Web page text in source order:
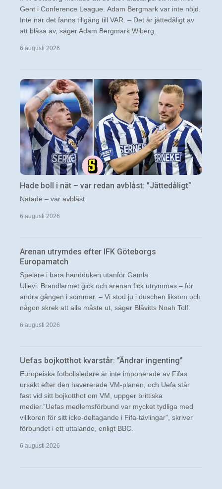
Gent i Conference League. Adam Bergmark var inte nöjd.
Inte när det fanns tillgång till VAR. – Det är jättedåligt av
att blåsa av, säger Adam Bergmark Wiberg.
6 augusti 2026
Hade boll i nät – var redan avblåst: ”Jättedåligt”
Nätade – var avblåst
6 augusti 2026
Arenan utrymdes efter IFK Göteborgs
Europamatch
Spelare i bara handduken utanför Gamla
Ullevi. Brandlarmet gick och arenan fick utrymmas – för
andra gången i sommar. – Vi stod ju i duschen liksom och
någon skrek att alla måste ut, säger Blåvitts Noah Tolf.
6 augusti 2026
Uefas bojkotthot kvarstår: ”Ändrar ingenting”
Europeiska fotbollsledare är inte imponerade av Fifas
ursäkt efter den havererade VM-planen, och Uefa står
fast vid sitt bojkotthot om VM, uppger brittiska
medier.”Uefas medlemsförbund var mycket tydliga med
villkoren för sitt icke-deltagande i Fifa-tävlingar”, skriver
förbundet i ett uttalande, enligt BBC.
6 augusti 2026